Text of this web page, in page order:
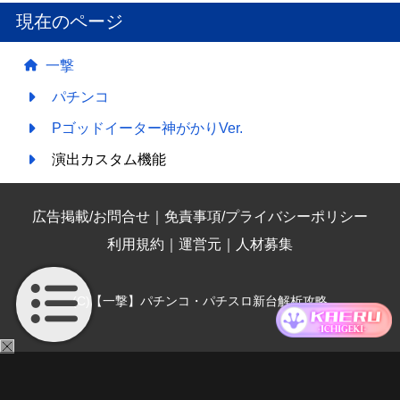
現在のページ
一撃
パチンコ
Pゴッドイーター神がかりVer.
演出カスタム機能
広告掲載/お問合せ
免責事項/プライバシーポリシー
利用規約
運営元 人材募集
(C)【一撃】パチンコ・パチスロ新台解析攻略